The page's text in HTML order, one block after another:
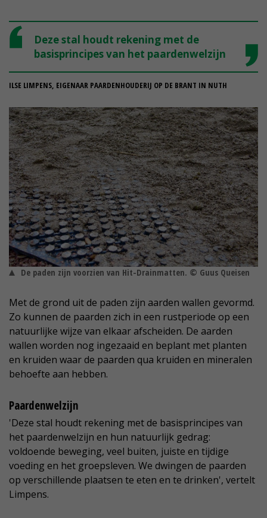
Deze stal houdt rekening met de
basisprincipes van het paardenwelzijn
ILSE LIMPENS, EIGENAAR PAARDENHOUDERIJ OP DE BRANT IN NUTH
De paden zijn voorzien van Hit-Drainmatten. © Guus Queisen
Met de grond uit de paden zijn aarden wallen gevormd.
Zo kunnen de paarden zich in een rustperiode op een
natuurlijke wijze van elkaar afscheiden. De aarden
wallen worden nog ingezaaid en beplant met planten
en kruiden waar de paarden qua kruiden en mineralen
behoefte aan hebben.
Paardenwelzijn
'Deze stal houdt rekening met de basisprincipes van
het paardenwelzijn en hun natuurlijk gedrag:
voldoende beweging, veel buiten, juiste en tijdige
voeding en het groepsleven. We dwingen de paarden
op verschillende plaatsen te eten en te drinken', vertelt
Limpens.